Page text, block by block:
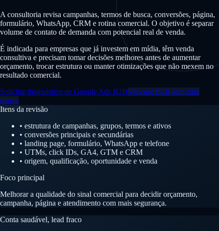
A consultoria revisa campanhas, termos de busca, conversões, página,
formulário, WhatsApp, CRM e rotina comercial. O objetivo é separar
volume de contato de demanda com potencial real de venda.
É indicada para empresas que já investem em mídia, têm venda
consultiva e precisam tomar decisões melhores antes de aumentar
orçamento, trocar estrutura ou manter otimizações que não mexem no
resultado comercial.
Solicitar diagnóstico de Google Ads B2BVer case B2B sem citar
marca
Itens da revisão
• estrutura de campanhas, grupos, termos e ativos
• conversões principais e secundárias
• landing page, formulário, WhatsApp e telefone
• UTMs, click IDs, GA4, GTM e CRM
• origem, qualificação, oportunidade e venda
Foco principal
Melhorar a qualidade do sinal comercial para decidir orçamento,
campanha, página e atendimento com mais segurança.
Conta saudável, lead fraco